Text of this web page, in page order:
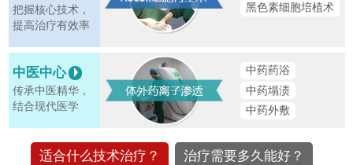
把握核心技术，
提高治疗有效率
黑色素细胞培植术
中医中心
传承中医精华，
结合现代医学
中药药浴
中药塌渍
中药外敷
适合什么技术治疗？ 治疗需要多久能好？